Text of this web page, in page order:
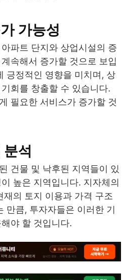
가능성
파트 단지와 상업시설의 증
속해서 증가할 것으로 보입
긍정적인 영향을 미치며, 상
회를 창출할 수 있습니다.
필요한 서비스가 증가할 것
석
건물 및 낙후된 지역들이 있
높은 지역입니다. 지자체의
의 토지 이용과 가격 구조
만큼, 투자자들은 이러한 기
야 할 것입니다.